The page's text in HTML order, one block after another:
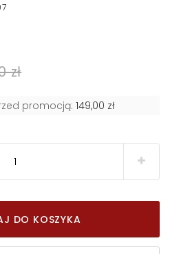
zł
promocją: 149,00 zł
DO KOSZYKA